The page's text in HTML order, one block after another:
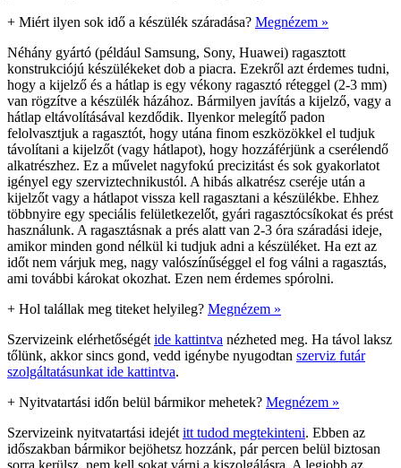
+ Miért ilyen sok idő a készülék száradása? Megnézem »
Néhány gyártó (például Samsung, Sony, Huawei) ragasztott
konstrukciójú készülékeket dob a piacra. Ezekről azt érdemes tudni,
hogy a kijelző és a hátlap is egy vékony ragasztó réteggel (2-3 mm)
van rögzítve a készülék házához. Bármilyen javítás a kijelző, vagy a
hátlap eltávolításával kezdődik. Ilyenkor melegítő padon
felolvasztjuk a ragasztót, hogy utána finom eszközökkel el tudjuk
távolítani a kijelzőt (vagy hátlapot), hogy hozzáférjünk a cserélendő
alkatrészhez. Ez a művelet nagyfokú precizitást és sok gyakorlatot
igényel egy szerviztechnikustól. A hibás alkatrész cseréje után a
kijelzőt vagy a hátlapot vissza kell ragasztani a készülékbe. Ehhez
többnyire egy speciális felületkezelőt, gyári ragasztócsíkokat és prést
használunk. A ragasztásnak a prés alatt van 2-3 óra száradási ideje,
amikor minden gond nélkül ki tudjuk adni a készüléket. Ha ezt az
időt nem várjuk meg, nagy valószínűséggel el fog válni a ragasztás,
ami további károkat okozhat. Ezen nem érdemes spórolni.
+ Hol talállak meg titeket helyileg? Megnézem »
Szervizeink elérhetőségét ide kattintva nézheted meg. Ha távol laksz
tőlünk, akkor sincs gond, vedd igénybe nyugodtan szerviz futár
szolgáltatásunkat ide kattintva.
+ Nyitvatartási időn belül bármikor mehetek? Megnézem »
Szervizeink nyitvatartási idejét itt tudod megtekinteni. Ebben az
időszakban bármikor bejöhetsz hozzánk, pár percen belül biztosan
sorra kerülsz, nem kell sokat várni a kiszolgálásra. A legjobb az